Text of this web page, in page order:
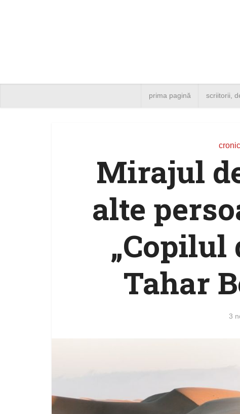
prima pagină scriitorii,
Mirajul
alte
„Copilul
Tahar
3